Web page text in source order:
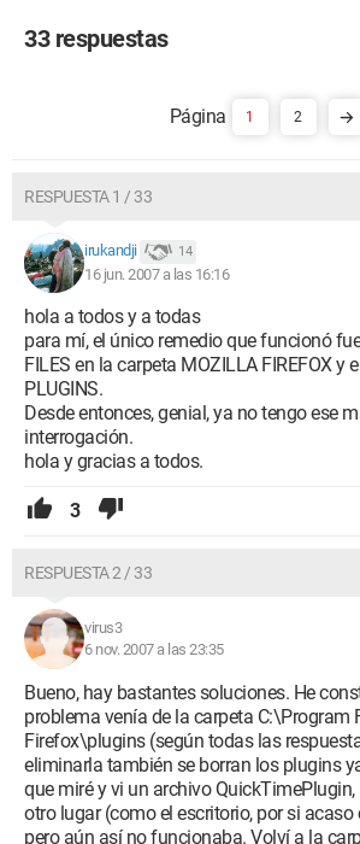
33 respuestas
1 2
RESPUESTA 1 / 33
irukandji 14
16 jun. 2007 a las 16:16
hola a todos y a todas
para mí, el único remedio que funcionó
FILES en la carpeta MOZILLA FIREFOX y
PLUGINS.
Desde entonces, genial, ya no tengo ese
interrogación.
hola y gracias a todos.
3
RESPUESTA 2 / 33
virus3
6 nov. 2007 a las 23:35
Bueno, hay bastantes soluciones. He
problema venía de la carpeta C:\Program
Firefox\plugins (según todas las
eliminarla también se borran los plugins
que miré y vi un archivo
otro lugar (como el escritorio, por si acaso
pero aún así no funcionaba. Volví a la